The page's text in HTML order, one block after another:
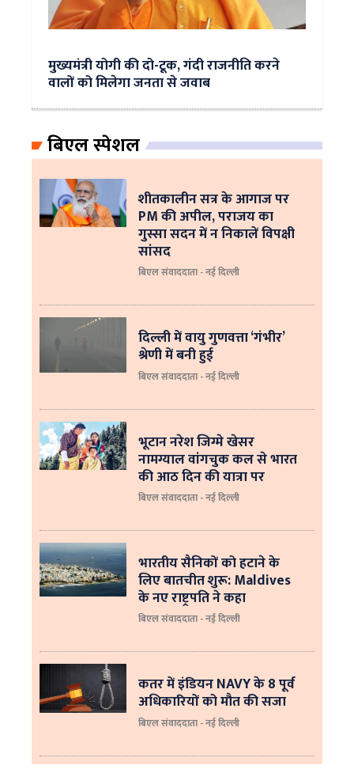
मुख्यमंत्री योगी की दो-टूक, गंदी राजनीति करने
वालों को मिलेगा जनता से जवाब
बिएल स्पेशल
शीतकालीन सत्र के आगाज पर
PM की अपील, पराजय का
गुस्सा सदन में न निकालें विपक्षी
सांसद
बिएल संवाददाता - नई दिल्ली
दिल्ली में वायु गुणवत्ता ‘गंभीर’
श्रेणी में बनी हुई
बिएल संवाददाता - नई दिल्ली
भूटान नरेश जिग्मे खेसर
नामग्याल वांगचुक कल से भारत
की आठ दिन की यात्रा पर
बिएल संवाददाता - नई दिल्ली
भारतीय सैनिकों को हटाने के
लिए बातचीत शुरू: Maldives
के नए राष्ट्रपति ने कहा
बिएल संवाददाता - नई दिल्‍ली
कतर में इंडियन NAVY के 8 पूर्व
अधिकारियों को मौत की सजा
बिएल संवाददाता - नई दिल्ली